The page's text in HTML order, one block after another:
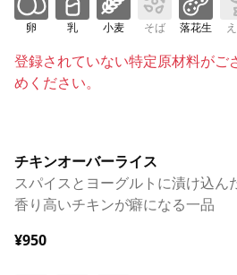
卵 乳 小麦 そば 落花生
登録されていない特定原材料がご
めください。
チキンオーバーライス
スパイスとヨーグルトに漬け込ん
香り高いチキンが癖になる一品
¥950